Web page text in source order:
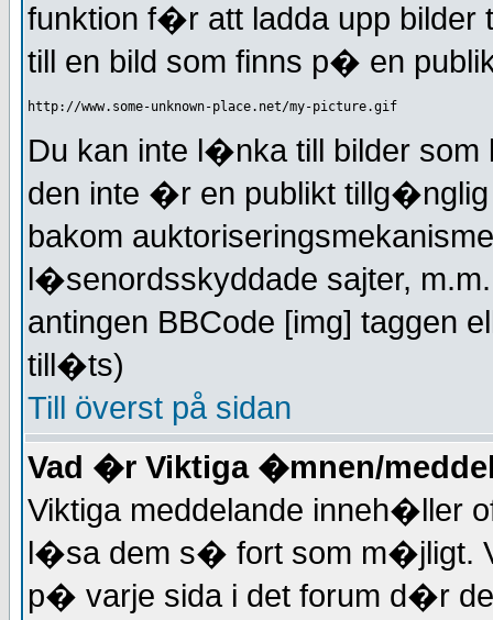
funktion f�r att ladda upp
till en bild som finns p� en
http://www.some-unknown-place.net/my-picture.gif
Du kan inte l�nka till bilder
den inte �r en publikt
bakom
l�senordsskyddade sajter,
antingen BBCode [img] taggen
till�ts)
Till överst på sidan
Vad �r Viktiga �mnen/
Viktiga meddelande inneh�ller
l�sa dem s� fort som m�jligt.
p� varje sida i det forum d�r